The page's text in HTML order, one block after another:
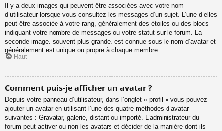
Il y a deux images qui peuvent être associées avec votre nom
d’utilisateur lorsque vous consultez les messages d’un sujet. L’une d’elles
peut être associée à votre rang, généralement des étoiles ou des blocs
indiquant votre nombre de messages ou votre statut sur le forum. La
seconde image, souvent plus grande, est connue sous le nom d’avatar et
généralement est unique ou propre à chaque membre.
Haut
Comment puis-je afficher un avatar ?
Depuis votre panneau d’utilisateur, dans l’onglet « profil » vous pouvez
ajouter un avatar en utilisant l’une des quatre méthodes d’avatar
suivantes : Gravatar, galerie, distant ou importé. L’administrateur du
forum peut activer ou non les avatars et décider de la manière dont ils